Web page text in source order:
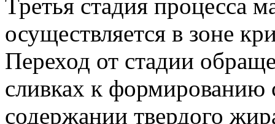
Третья стадия процесса
осуществляется в зоне
Переход от стадии
сливках к формированию
содержании твердого